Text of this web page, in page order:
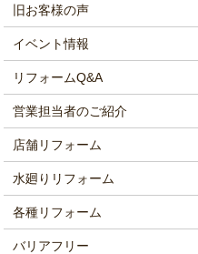
旧お客様の声
イベント情報
リフォームQ&A
営業担当者のご紹介
店舗リフォーム
水廻りリフォーム
各種リフォーム
バリアフリー